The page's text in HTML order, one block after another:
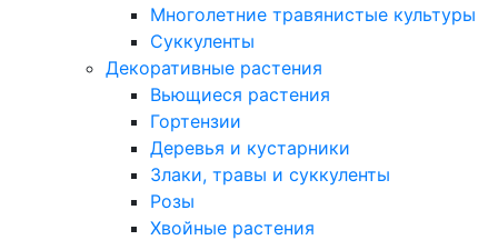
Многолетние травянистые культуры
Суккуленты
Декоративные растения
Вьющиеся растения
Гортензии
Деревья и кустарники
Злаки, травы и суккуленты
Розы
Хвойные растения